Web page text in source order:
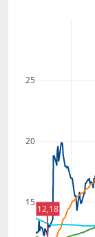
15
20
25
12,18